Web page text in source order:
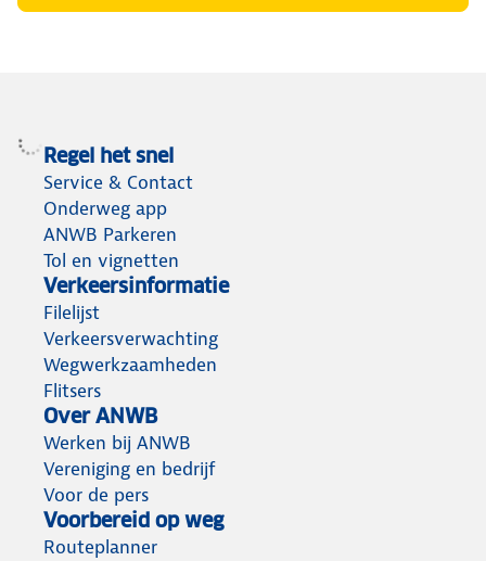
Regel het snel
Service & Contact
Onderweg app
ANWB Parkeren
Tol en vignetten
Verkeersinformatie
Filelijst
Verkeersverwachting
Wegwerkzaamheden
Flitsers
Over ANWB
Werken bij ANWB
Vereniging en bedrijf
Voor de pers
Voorbereid op weg
Routeplanner